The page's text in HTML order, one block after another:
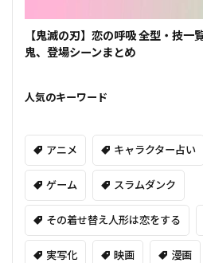
【鬼滅の刃】恋の呼吸 全型・技一
鬼、登場シーンまとめ
人気のキーワード
アニメ キャラクター占い
ゲーム スラムダンク
その着せ替え人形は恋をする
実写化 映画 漫画